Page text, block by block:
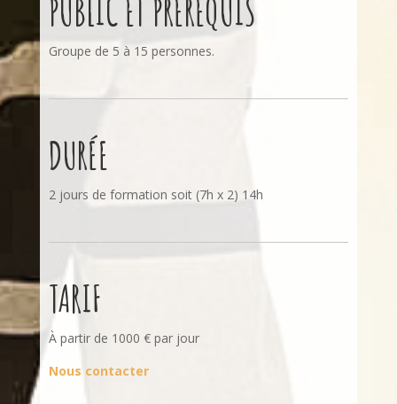
PUBLIC ET PRÉREQUIS
Groupe de 5 à 15 personnes.
DURÉE
2 jours de formation soit (7h x 2) 14h
TARIF
À partir de 1000 € par jour
Nous contacter